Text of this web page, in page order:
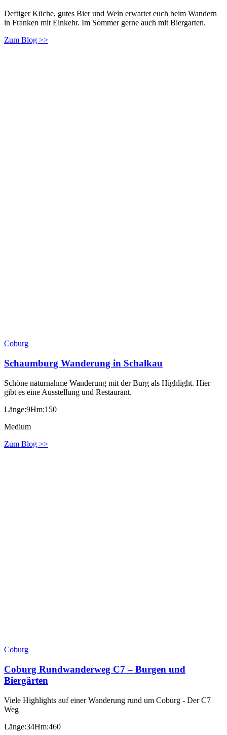
Deftiger Küche, gutes Bier und Wein erwartet euch beim Wandern
in Franken mit Einkehr. Im Sommer gerne auch mit Biergarten.
Zum Blog >>
Coburg
Schaumburg Wanderung in Schalkau
Schöne naturnahme Wanderung mit der Burg als Highlight. Hier
gibt es eine Ausstellung und Restaurant.
Länge:9Hm:150
Medium
Zum Blog >>
Coburg
Coburg Rundwanderweg C7 – Burgen und
Biergärten
Viele Highlights auf einer Wanderung rund um Coburg - Der C7
Weg
Länge:34Hm:460